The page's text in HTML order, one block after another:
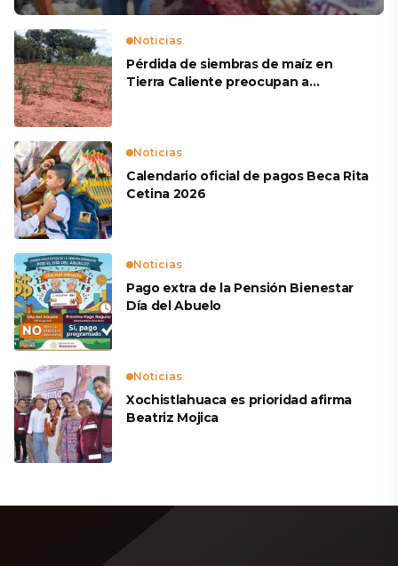
Noticias
Pérdida de siembras de maíz en
Tierra Caliente preocupan a
Noticias
Calendario oficial de pagos Beca Rita
Cetina 2026
Noticias
Pago extra de la Pensión Bienestar
Día del Abuelo
Noticias
Xochistlahuaca es prioridad afirma
Beatriz Mojica